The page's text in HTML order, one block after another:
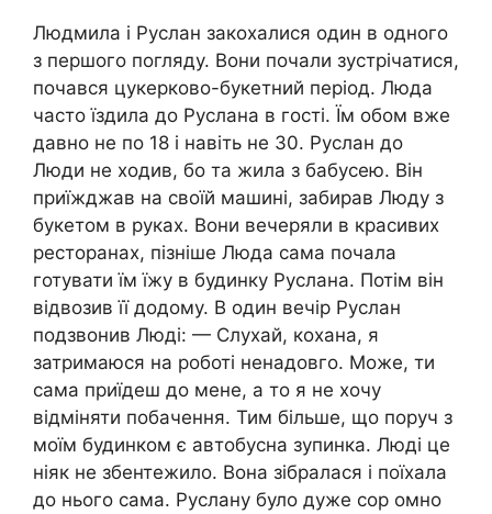
Людмила і Руслан закохалися один в одного
з першого погляду. Вони почали зустрічатися,
почався цукерково-букетний період. Люда
часто їздила до Руслана в гості. Їм обом вже
давно не по 18 і навіть не 30. Руслан до
Люди не ходив, бо та жила з бабусею. Він
приїжджав на своїй машині, забирав Люду з
букетом в руках. Вони вечеряли в красивих
ресторанах, пізніше Люда сама почала
готувати їм їжу в будинку Руслана. Потім він
відвозив її додому. В один вечір Руслан
подзвонив Люді: — Слухай, кохана, я
затримаюся на роботі ненадовго. Може, ти
сама приїдеш до мене, а то я не хочу
відміняти побачення. Тим більше, що поруч з
моїм будинком є автобусна зупинка. Люді це
ніяк не збентежило. Вона зібралася і поїхала
до нього сама. Руслану було дуже сор омно